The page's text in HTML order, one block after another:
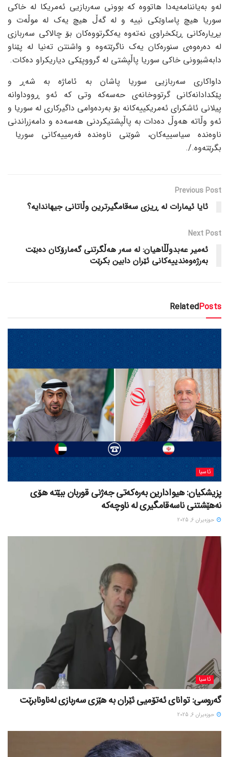
لەو بەیاننامەیەدا هاتووە کە بوونی سەربازیی ئەمریکا لە خاکی
سوریا هیچ پاساوێکی نییە و لە گەڵ هیچ یەک لە موڵەت و
بڕیارەکانی ڕێکخراوی نەتەوە یەکگرتووەکان بۆ چالاکی سەربازی
لە دەرەوەی سنورەکان یەک ناگرێتەوە و واشنتن تەنیا لە پێناو
دابەشبوونی خاکی سوریا پاڵپشتی لە گرووپێکی دیاریکراو دەکات.
داواکاری سەربازیی سوریا پاشان بە ئاماژە بە شەڕ و
پێکدادانەکانی گرتووخانەی حەسەکە وتی کە ئەو ڕووداوانە
پیلانی ئاشکرای ئەمریکییەکانە بۆ بەردەوامی داگیرکاری لە سوریا و
ئەو وڵاتە هەوڵ دەدات بە پاڵپشتیکردنی هەسەدە و دامەزراندنی
ناوەندە سیاسییەکان، شوێنی ناوەندە فەرمییەکانی سوریا
بگرێتەوە./.
Previous Post
ئایا ئیمارات لە ڕیزی سەقامگیرترین وڵاتانی جیهاندایە؟
Next Post
ئەمیر عەبدوڵڵاهیان: لە سەر هەڵگرتنی گەمارۆکان دەبێت
بەرژەوەندییەکانی ئێران دابین بکرێت
RelatedPosts
ئاسیا
پزیشکیان: هیوادارین بەرەکەتی جەژنی قوربان ببێتە هۆی
نەهێشتنی ناسەقامگیری لە ناوچەکە
حوزه‌یران 6, 2025
ئاسیا
گەروسی: توانای ئەتۆمیی ئێران بە هێزی سەربازی لەناونابرێت
حوزه‌یران 6, 2025